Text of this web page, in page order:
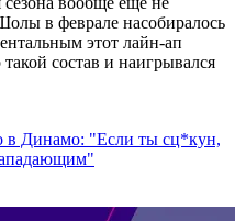
в феврале насобиралось
этот лайн-ап
состав и наигрывался
в Динамо: "Если ты сц*кун,